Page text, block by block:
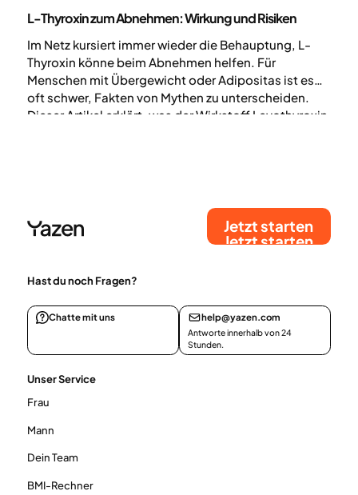
L-Thyroxin zum Abnehmen: Wirkung und Risiken
Im Netz kursiert immer wieder die Behauptung, L-
Thyroxin könne beim Abnehmen helfen. Für
Menschen mit Übergewicht oder Adipositas ist es
oft schwer, Fakten von Mythen zu unterscheiden.
Dieser Artikel erklärt, was der Wirkstoff Levothyroxin
Jetzt starten
Jetzt starten
Hast du noch Fragen?
Chatte mit uns help@yazen.com
Antworte innerhalb von 24
Stunden.
Unser Service
Frau
Mann
Dein Team
BMI-Rechner